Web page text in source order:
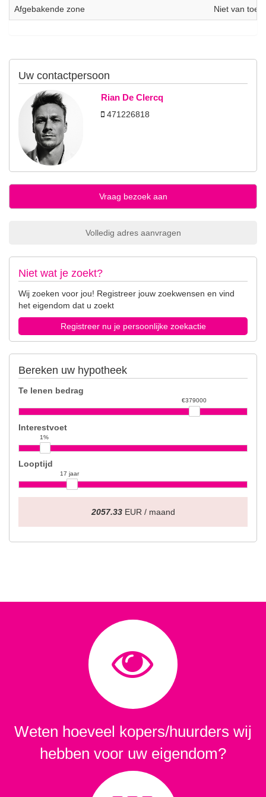
Afgebakende zone Niet van
Uw contactpersoon
Rian De Clercq
471226818
Vraag bezoek aan
Volledig adres aanvragen
Niet wat je zoekt?
Wij zoeken voor jou! Registreer jouw zoekwensen en vind
het eigendom dat u zoekt
Registreer nu je persoonlijke zoekactie
Bereken uw hypotheek
Te lenen bedrag
€379000
Interestvoet
1%
Looptijd
17 jaar
2057.33EUR / maand
Weten hoeveel kopers/huurders wij
hebben voor uw eigendom?